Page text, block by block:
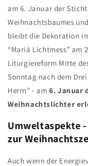
am 6. Januar der
Weihnachtsbaumes
bleibt die Dekoration
“Mariä Lichtmess” am
Liturgiereform Mitte
Sonntag nach dem
Herrn” - am 6. Januar
Weihnachtslichter
Umweltaspekte
zur
Auch wenn der